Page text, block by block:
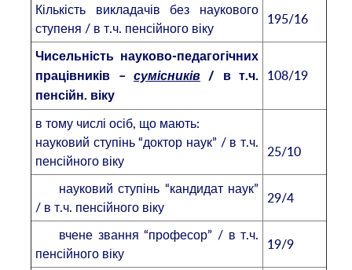
Кількість викладачів без наукового
ступеня / в т.ч. пенсійного віку
195/16
Чисельність науково-педагогічних
працівників – сумісників/ в т.ч.
пенсійн. віку
108/19
в тому числі осіб, що мають:
науковий ступінь “доктор наук” / в т.ч.
пенсійного віку
25/10
науковий ступінь “кандидат наук”
/ в т.ч. пенсійного віку
29/4
вчене звання “професор” / в т.ч.
пенсійного віку
19/9